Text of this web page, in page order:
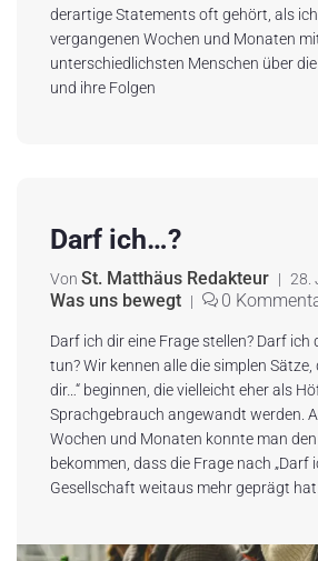
derartige Statements oft gehört, als
vergangenen Wochen und Monaten
unterschiedlichsten Menschen über
und ihre Folgen
Darf ich…?
Von St. Matthäus Redakteur | 28.
Was uns bewegt | 0
Darf ich dir eine Frage stellen? Darf ich
tun? Wir kennen alle die simplen Sätze,
dir…“ beginnen, die vielleicht eher als
Sprachgebrauch angewandt werden.
Wochen und Monaten konnte man
bekommen, dass die Frage nach „Darf
Gesellschaft weitaus mehr geprägt hat.